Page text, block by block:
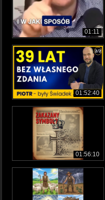
01:11
01:52:40
01:56:10